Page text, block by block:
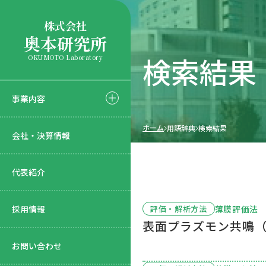
株式会社
奥本研究所
OKUMOTO Laboratory
事業内容
会社・決算情報
代表紹介
採用情報
お問い合わせ
検索結果
ホーム 用語辞典 検索結果
評価・解析方法 薄膜評価法
表面プラズモン共鳴